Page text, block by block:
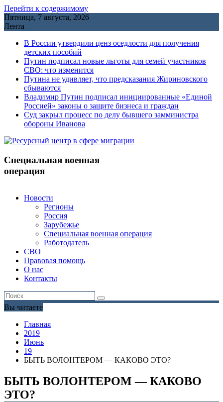
Перейти к содержимому
Пятница, 7 августа, 2026
Лента
В России утвердили ценз оседлости для получения
детских пособий
Путин подписал новые льготы для семей участников
СВО: что изменится
Путина не удивляет, что предсказания Жириновского
сбываются
Владимир Путин подписал инициированные «Единой
Россией» законы о защите бизнеса и граждан
Cуд закрыл процесс по делу бывшего замминистра
обороны Иванова
Специальная военная
операция
Новости
Регионы
Россия
Зарубежье
Специальная военная операция
Работодатель
СВО
Правовая помощь
О нас
Контакты
Вы читаете
Главная
2019
Июнь
19
БЫТЬ ВОЛОНТЕРОМ — КАКОВО ЭТО?
БЫТЬ ВОЛОНТЕРОМ — КАКОВО
ЭТО?